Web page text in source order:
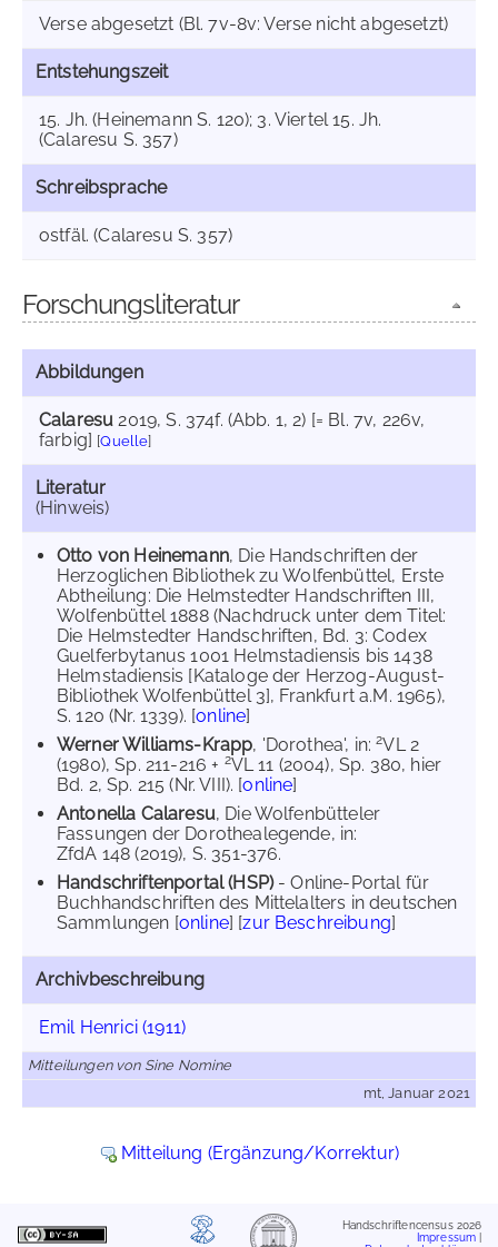
Verse abgesetzt (Bl. 7v-8v: Verse nicht abgesetzt)
Entstehungszeit
15. Jh. (Heinemann S. 120); 3. Viertel 15. Jh.
(Calaresu S. 357)
Schreibsprache
ostfäl. (Calaresu S. 357)
Forschungsliteratur
Abbildungen
Calaresu 2019, S. 374f. (Abb. 1, 2) [= Bl. 7v, 226v,
farbig] [Quelle]
Literatur
(Hinweis)
Otto von Heinemann, Die Handschriften der
Herzoglichen Bibliothek zu Wolfenbüttel, Erste
Abtheilung: Die Helmstedter Handschriften III,
Wolfenbüttel 1888 (Nachdruck unter dem Titel:
Die Helmstedter Handschriften, Bd. 3: Codex
Guelferbytanus 1001 Helmstadiensis bis 1438
Helmstadiensis [Kataloge der Herzog-August-
Bibliothek Wolfenbüttel 3], Frankfurt a.M. 1965),
S. 120 (Nr. 1339). [online]
Werner Williams-Krapp, 'Dorothea', in:2VL 2
(1980), Sp. 211-216 + 2VL 11 (2004), Sp. 380, hier
Bd. 2, Sp. 215 (Nr. VIII). [online]
Antonella Calaresu, Die Wolfenbütteler
Fassungen der Dorothealegende, in:
ZfdA 148 (2019), S. 351-376.
Handschriftenportal (HSP)- Online-Portal für
Buchhandschriften des Mittelalters in deutschen
Sammlungen [online] [zur Beschreibung]
Archivbeschreibung
Emil Henrici (1911)
Mitteilungen von Sine Nomine
mt, Januar 2021
Mitteilung (Ergänzung/Korrektur)
Handschriftencensus 2026
Impressum